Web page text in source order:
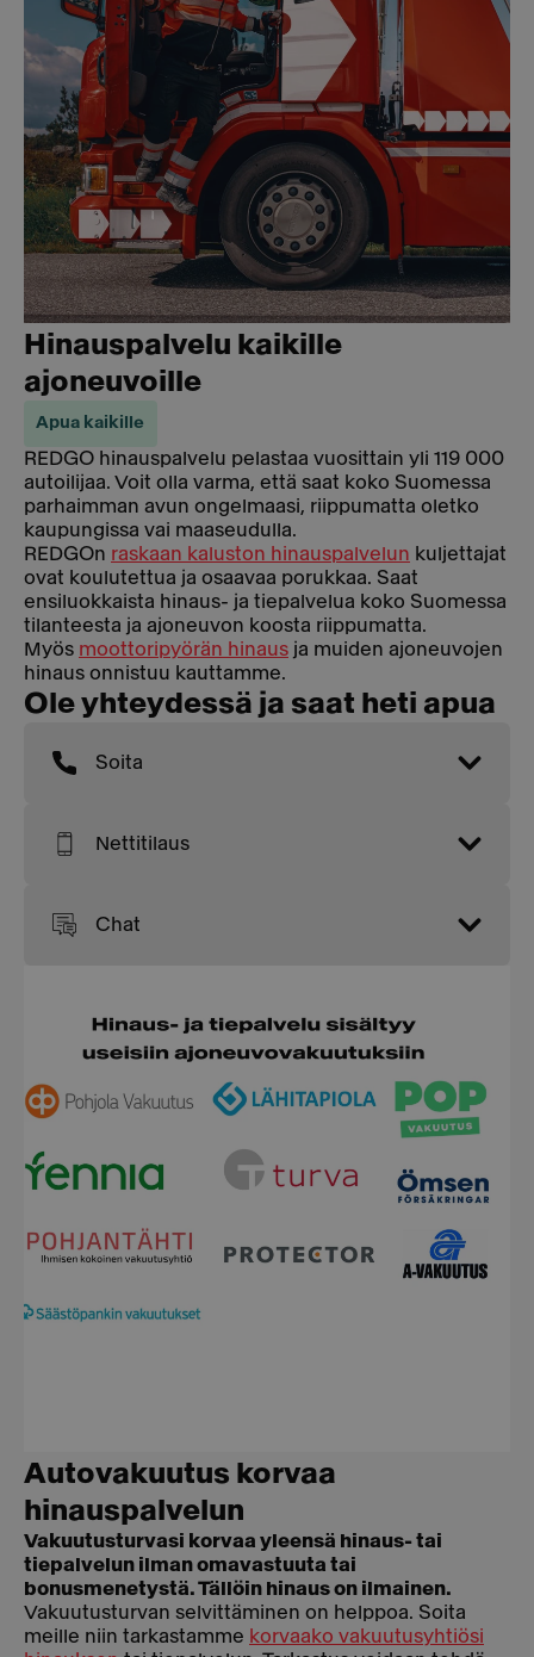
Hinauspalvelu kaikille
ajoneuvoille
Apua kaikille
REDGO hinauspalvelu pelastaa vuosittain yli 119 000
autoilijaa. Voit olla varma, että saat koko Suomessa
parhaimman avun ongelmaasi, riippumatta oletko
kaupungissa vai maaseudulla.
REDGOn raskaan kaluston hinauspalvelun kuljettajat
ovat koulutettua ja osaavaa porukkaa. Saat
ensiluokkaista hinaus- ja tiepalvelua koko Suomessa
tilanteesta ja ajoneuvon koosta riippumatta.
Myös moottoripyörän hinaus ja muiden ajoneuvojen
hinaus onnistuu kauttamme.
Ole yhteydessä ja saat heti apua
Soita
Nettitilaus
Chat
Autovakuutus korvaa
hinauspalvelun
Vakuutusturvasi korvaa yleensä hinaus- tai
tiepalvelun ilman omavastuuta tai
bonusmenetystä. Tällöin hinaus on ilmainen.
Vakuutusturvan selvittäminen on helppoa. Soita
meille niin tarkastamme korvaako vakuutusyhtiösi